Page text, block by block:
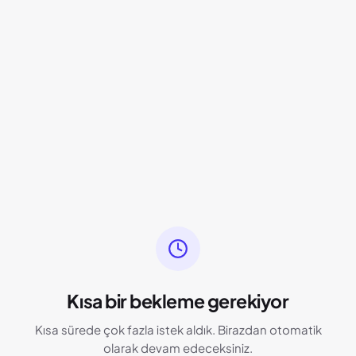
Kısa bir bekleme gerekiyor
Kısa sürede çok fazla istek aldık. Birazdan otomatik
olarak devam edeceksiniz.